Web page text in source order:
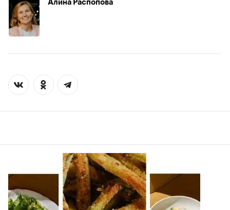
Алина Распопова